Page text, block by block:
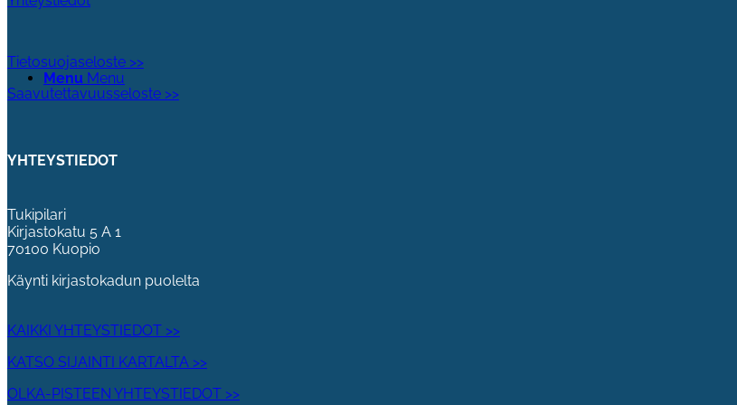
Menu Menu
Tietosuojaseloste >>
Saavutettavuusseloste >>
YHTEYSTIEDOT
Tukipilari
Kirjastokatu 5 A 1
70100 Kuopio
Käynti kirjastokadun puolelta
KAIKKI YHTEYSTIEDOT >>
KATSO SIJAINTI KARTALTA >>
OLKA-PISTEEN YHTEYSTIEDOT >>